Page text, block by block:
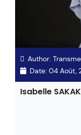
Author:
Date: 04 Août,
Isabelle